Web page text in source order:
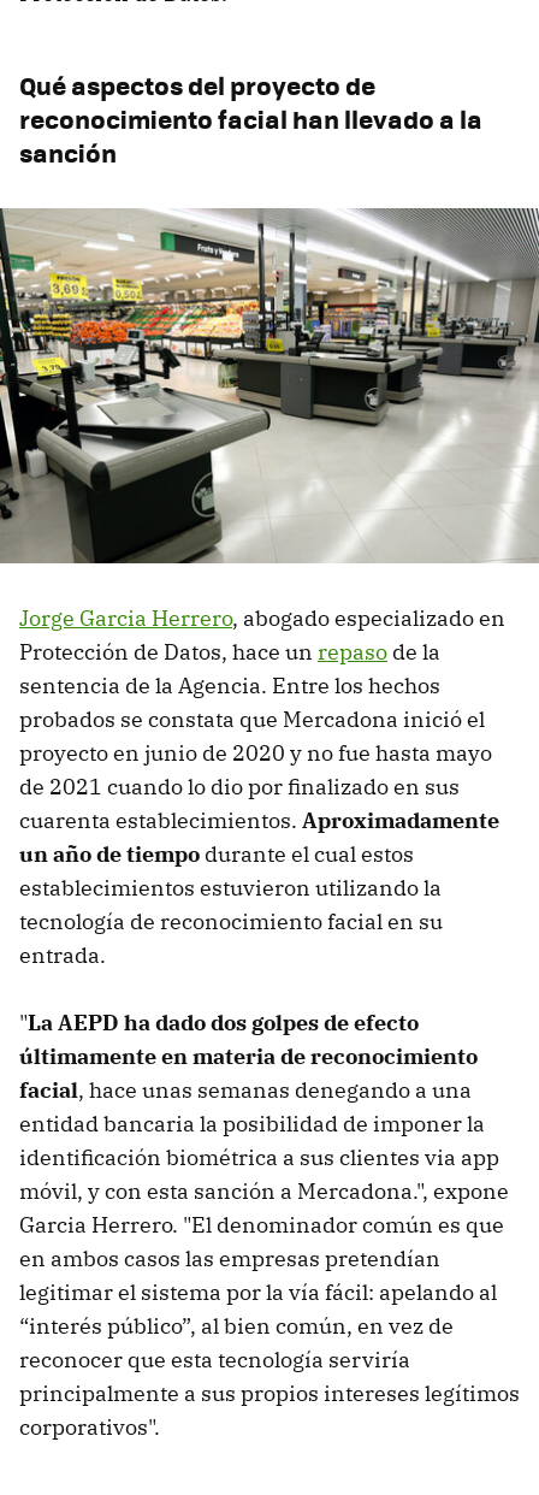
Qué aspectos del proyecto de
reconocimiento facial han llevado a la
sanción
Jorge Garcia Herrero, abogado especializado en
Protección de Datos, hace un repaso de la
sentencia de la Agencia. Entre los hechos
probados se constata que Mercadona inició el
proyecto en junio de 2020 y no fue hasta mayo
de 2021 cuando lo dio por finalizado en sus
cuarenta establecimientos. Aproximadamente
un año de tiempo durante el cual estos
establecimientos estuvieron utilizando la
tecnología de reconocimiento facial en su
entrada.
"La AEPD ha dado dos golpes de efecto
últimamente en materia de reconocimiento
facial, hace unas semanas denegando a una
entidad bancaria la posibilidad de imponer la
identificación biométrica a sus clientes via app
móvil, y con esta sanción a Mercadona.", expone
Garcia Herrero. "El denominador común es que
en ambos casos las empresas pretendían
legitimar el sistema por la vía fácil: apelando al
“interés público”, al bien común, en vez de
reconocer que esta tecnología serviría
principalmente a sus propios intereses legítimos
corporativos".